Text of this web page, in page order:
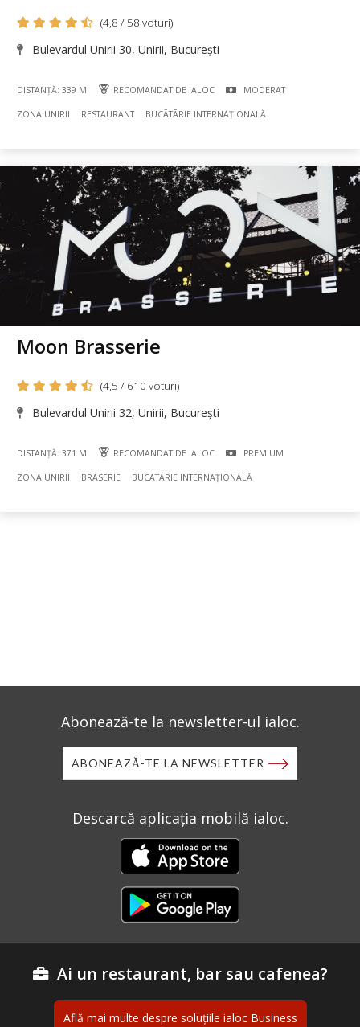
(4,8 / 58 voturi)
Bulevardul Unirii 30, Unirii, București
DISTANȚĂ: 339 M RECOMANDAT DE IALOC MODERAT
ZONA UNIRII RESTAURANT BUCÃTÃRIE INTERNAȚIONALĂ
Moon Brasserie
(4,5 / 610 voturi)
Bulevardul Unirii 32, Unirii, București
DISTANȚĂ: 371 M RECOMANDAT DE IALOC PREMIUM
ZONA UNIRII BRASERIE BUCÃTÃRIE INTERNAȚIONALĂ
Abonează-te la newsletter-ul ialoc.
ABONEAZĂ-TE LA NEWSLETTER
Descarcă aplicația mobilă ialoc.
Ai un restaurant, bar sau cafenea?
Află mai multe despre soluțiile ialoc Business